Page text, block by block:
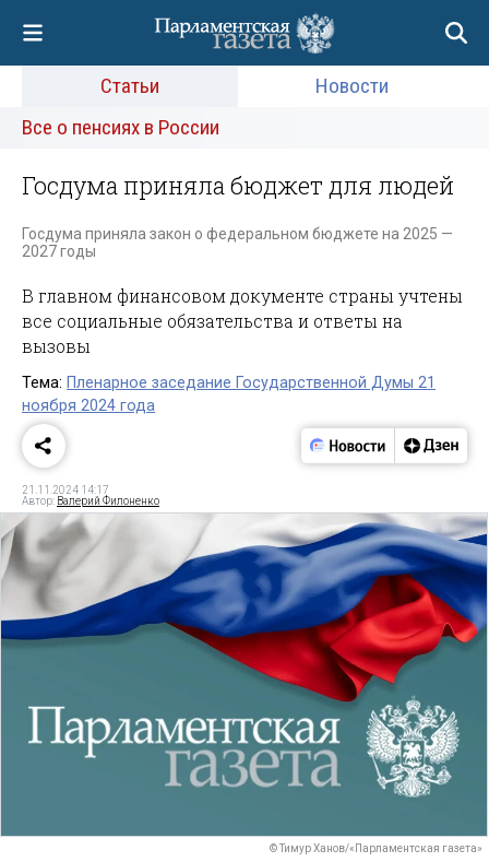
Статьи
Новости
Все о пенсиях в России
Госдума приняла бюджет для людей
Госдума приняла закон о федеральном бюджете на 2025 —
2027 годы
В главном финансовом документе страны учтены
все социальные обязательства и ответы на
вызовы
Тема: Пленарное заседание Государственной Думы 21
ноября 2024 года
21.11.2024 14:17
Автор: Валерий Филоненко
© Тимур Ханов/«Парламентская газета»